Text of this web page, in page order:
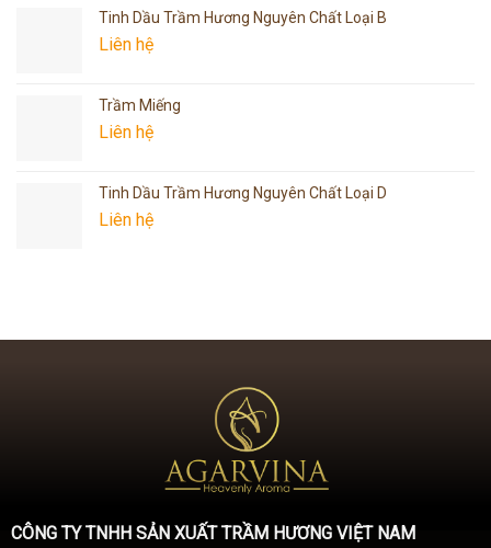
Tinh Dầu Trầm Hương Nguyên Chất Loại B
Liên hệ
Trầm Miếng
Liên hệ
Tinh Dầu Trầm Hương Nguyên Chất Loại D
Liên hệ
CÔNG TY TNHH SẢN XUẤT TRẦM HƯƠNG VIỆT NAM